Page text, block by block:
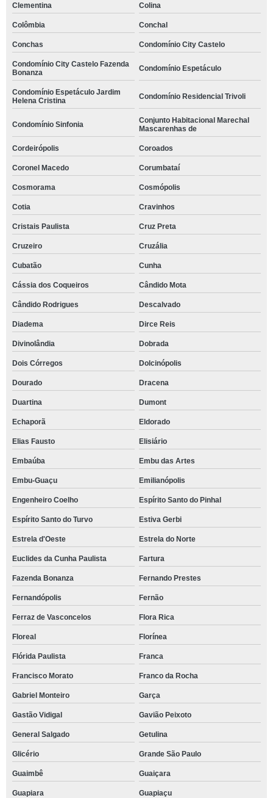
Clementina Colina
Colômbia Conchal
Conchas Condomínio City Castelo
Condomínio City Castelo Fazenda
Bonanza
Condomínio Espetáculo
Condomínio Espetáculo Jardim
Helena Cristina
Condomínio Residencial Trivoli
Condomínio Sinfonia
Conjunto Habitacional Marechal
Mascarenhas de
Cordeirópolis Coroados
Coronel Macedo Corumbataí
Cosmorama Cosmópolis
Cotia Cravinhos
Cristais Paulista Cruz Preta
Cruzeiro Cruzália
Cubatão Cunha
Cássia dos Coqueiros Cândido Mota
Cândido Rodrigues Descalvado
Diadema Dirce Reis
Divinolândia Dobrada
Dois Córregos Dolcinópolis
Dourado Dracena
Duartina Dumont
Echaporã Eldorado
Elias Fausto Elisiário
Embaúba Embu das Artes
Embu-Guaçu Emilianópolis
Engenheiro Coelho Espírito Santo do Pinhal
Espírito Santo do Turvo Estiva Gerbi
Estrela d'Oeste Estrela do Norte
Euclides da Cunha Paulista Fartura
Fazenda Bonanza Fernando Prestes
Fernandópolis Fernão
Ferraz de Vasconcelos Flora Rica
Floreal Florínea
Flórida Paulista Franca
Francisco Morato Franco da Rocha
Gabriel Monteiro Garça
Gastão Vidigal Gavião Peixoto
General Salgado Getulina
Glicério Grande São Paulo
Guaimbê Guaiçara
Guapiara Guapiaçu